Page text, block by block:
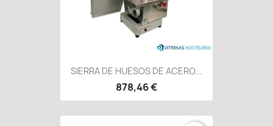
SIERRA DE HUESOS DE ACERO...
878,46 €